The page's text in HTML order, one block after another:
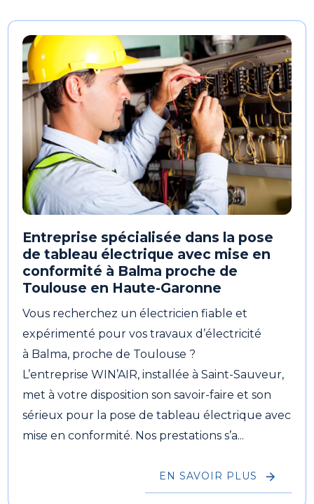
Entreprise spécialisée dans la pose
de tableau électrique avec mise en
conformité à Balma proche de
Toulouse en Haute-Garonne
Vous recherchez un électricien fiable et
expérimenté pour vos travaux d’électricité
à Balma, proche de Toulouse ?
L’entreprise WIN’AIR, installée à Saint-Sauveur,
met à votre disposition son savoir-faire et son
sérieux pour la pose de tableau électrique avec
mise en conformité. Nos prestations s’a...
EN SAVOIR PLUS